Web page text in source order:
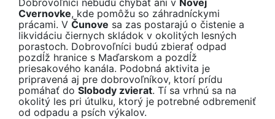
Cvernovke, kde pomôžu so záhradníckymi
prácami. V Čunove sa zas postarajú o čistenie a
likvidáciu čiernych skládok v okolitých lesných
porastoch. Dobrovoľníci budú zbierať odpad
pozdĺž hranice s Maďarskom a pozdĺž
priesakového kanála. Podobná aktivita je
pripravená aj pre dobrovoľníkov, ktorí prídu
pomáhať do Slobody zvierat. Tí sa vrhnú sa na
okolitý les pri útulku, ktorý je potrebné odbremeniť
od odpadu a psích výkalov.